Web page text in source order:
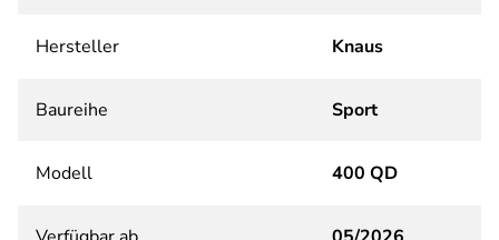
Hersteller Knaus
Baureihe Sport
Modell 400 QD